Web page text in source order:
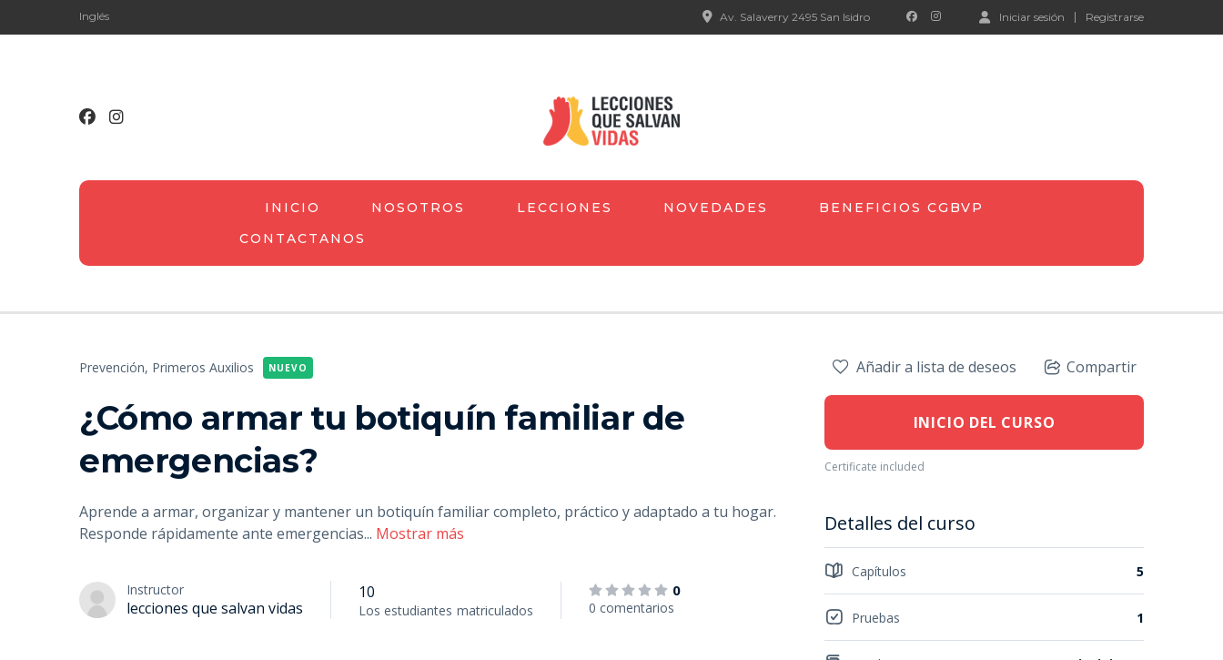
Inglés Iniciar sesión Registrarse
Av. Salaverry 2495 San Isidro
INICIO NOSOTROS LECCIONES NOVEDADES
BENEFICIOS CGBVP
CONTACTANOS
Prevención, Primeros Auxilios NUEVO
¿Cómo armar tu botiquín familiar de
emergencias?
Aprende a armar, organizar y mantener un botiquín familiar completo, práctico y adaptado a tu hogar.
Responde rápidamente ante emergencias... Mostrar más
Instructor
lecciones que salvan vidas
10
Los estudiantes matriculados
0
0 comentarios
Añadir a lista de deseos Compartir
INICIO DEL CURSO
Certificate included
Detalles del curso
Capítulos 5
Pruebas 1